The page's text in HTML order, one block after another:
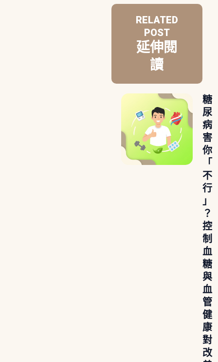
RELATED
POST
延伸閱
讀
糖
尿
病
害
你
「
不
行
」
？
控
制
血
糖
與
血
管
健
康
對
改